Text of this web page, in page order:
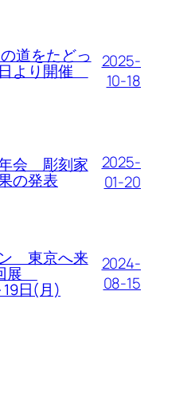
道をたどっ
より開催
2025-
10-18
会 彫刻家
の発表
2025-
01-20
ン 東京へ来
展
日(月)
2024-
08-15